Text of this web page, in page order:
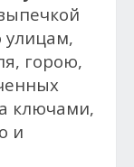
улицам,
горою,
ключами,
и